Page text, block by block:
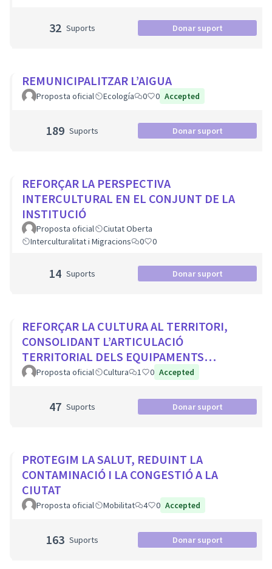
32 Suports Donar suport
REMUNICIPALITZAR L’AIGUA
Proposta oficial Ecología 0 0 Accepted
189 Suports Donar suport
REFORÇAR LA PERSPECTIVA
INTERCULTURAL EN EL CONJUNT DE LA
INSTITUCIÓ
Proposta oficial
Ciutat Oberta
Interculturalitat i Migracions
0 0
14 Suports Donar suport
REFORÇAR LA CULTURA AL TERRITORI,
CONSOLIDANT L’ARTICULACIÓ
TERRITORIAL DELS EQUIPAMENTS
CULTURALS I ELS PROJECTES
Proposta oficial Cultura 1 0 Accepted
47 Suports Donar suport
PROTEGIM LA SALUT, REDUINT LA
CONTAMINACIÓ I LA CONGESTIÓ A LA
CIUTAT
Proposta oficial Mobilitat 4 0 Accepted
163 Suports Donar suport